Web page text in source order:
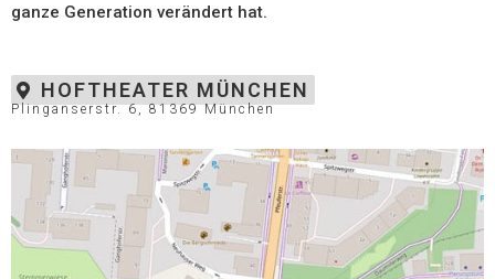
ganze Generation verändert hat.
HOFTHEATER MÜNCHEN
Plinganserstr. 6, 81369 München